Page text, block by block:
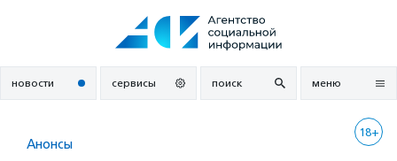
новости сервисы поиск меню
18+
Анонсы